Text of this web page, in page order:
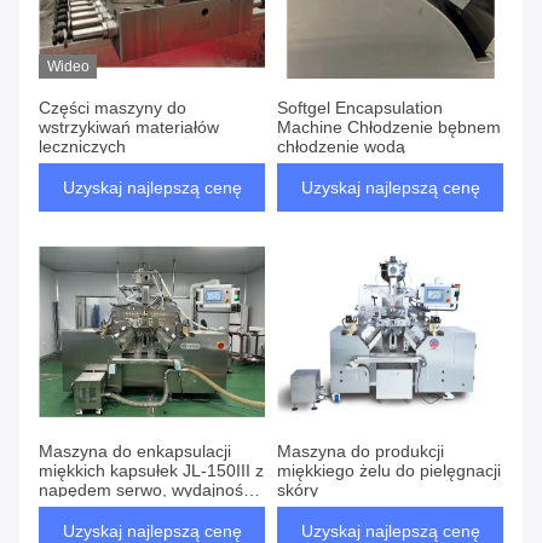
Wideo
Części maszyny do
wstrzykiwań materiałów
leczniczych
Uzyskaj najlepszą cenę
Softgel Encapsulation
Machine Chłodzenie bębnem
chłodzenie wodą
Uzyskaj najlepszą cenę
Maszyna do enkapsulacji
miękkich kapsułek JL-150III z
napędem serwo, wydajnością
27 540 kapsułek/godzinę i
zgodnością z GMP/FDA
Uzyskaj najlepszą cenę
Maszyna do produkcji
miękkiego żelu do pielęgnacji
skóry
Uzyskaj najlepszą cenę